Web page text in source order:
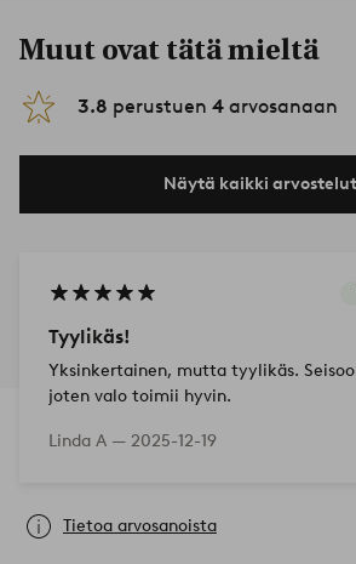
Muut ovat tätä mieltä
3.8 perustuen 4 arvosanaan
Näytä kaikki arvostelut
Tyylikäs!
Yksinkertainen, mutta tyylikäs.
joten valo toimii hyvin.
Linda A — 2025-12-19
Tietoa arvosanoista